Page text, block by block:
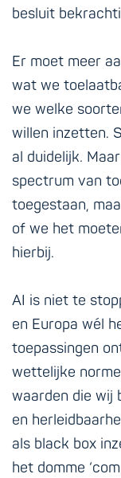
besluit
Er moet meer
wat we
we welke
willen inzetten.
al duidelijk.
spectrum van
toegestaan,
of we het
hierbij.
AI is niet te
en Europa wél
toepassingen
wettelijke
waarden die wij
en
als black box
het domme